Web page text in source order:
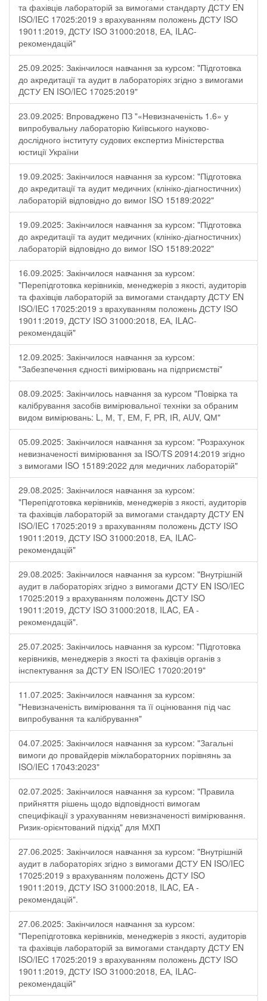
та фахівців лабораторій за вимогами стандарту ДСТУ EN
ISO/IEC 17025:2019 з врахуванням положень ДСТУ ISO
19011:2019, ДСТУ ISO 31000:2018, ЕА, ILAC-
рекомендацій"
25.09.2025: Закінчилося навчання за курсом: "Підготовка
до акредитації та аудит в лабораторіях згідно з вимогами
ДСТУ EN ISO/IEC 17025:2019"
23.09.2025: Впроваджено ПЗ "«Невизначеність 1.6» у
випробувальну лабораторію Київського науково-
дослідного інституту судових експертиз Міністерства
юстиції України
19.09.2025: Закінчилося навчання за курсом: "Підготовка
до акредитації та аудит медичних (клініко-діагностичних)
лабораторій відповідно до вимог ISO 15189:2022"
19.09.2025: Закінчилося навчання за курсом: "Підготовка
до акредитації та аудит медичних (клініко-діагностичних)
лабораторій відповідно до вимог ISO 15189:2022"
16.09.2025: Закінчилося навчання за курсом:
"Перепідготовка керівників, менеджерів з якості, аудиторів
та фахівців лабораторій за вимогами стандарту ДСТУ EN
ISO/IEC 17025:2019 з врахуванням положень ДСТУ ISO
19011:2019, ДСТУ ISO 31000:2018, ЕА, ILAC-
рекомендацій"
12.09.2025: Закінчилося навчання за курсом:
"Забезпечення єдності вимірювань на підприємстві"
08.09.2025: Закінчилось навчання за курсом "Повірка та
калібрування засобів вимірювальної техніки за обраним
видом вимірювань: L, М, Т, ЕМ, F, РR, ІR, АUV, QМ"
05.09.2025: Закінчилося навчання за курсом: "Розрахунок
невизначеності вимірювання за ISO/TS 20914:2019 згідно
з вимогами ISO 15189:2022 для медичних лабораторій"
29.08.2025: Закінчилося навчання за курсом:
"Перепідготовка керівників, менеджерів з якості, аудиторів
та фахівців лабораторій за вимогами стандарту ДСТУ EN
ISO/IEC 17025:2019 з врахуванням положень ДСТУ ISO
19011:2019, ДСТУ ISO 31000:2018, ЕА, ILAC-
рекомендацій"
29.08.2025: Закінчилося навчання за курсом: "Внутрішній
аудит в лабораторіях згідно з вимогами ДСТУ EN ISO/IEC
17025:2019 з врахуванням положень ДСТУ ISO
19011:2019, ДСТУ ISO 31000:2018, ILAC, EA -
рекомендацій".
25.07.2025: Закінчилось навчання за курсом: "Підготовка
керівників, менеджерів з якості та фахівців органів з
інспектування за ДСТУ EN ISO/IEC 17020:2019"
11.07.2025: Закінчилося навчання за курсом:
"Невизначеність вимірювання та її оцінювання під час
випробування та калібрування"
04.07.2025: Закінчилося навчання за курсом: "Загальні
вимоги до провайдерів міжлабораторних порівнянь за
ISO/IEC 17043:2023"
02.07.2025: Закінчилося навчання за курсом: "Правила
прийняття рішень щодо відповідності вимогам
специфікації з урахуванням невизначеності вимірювання.
Ризик-орієнтований підхід" для МХП
27.06.2025: Закінчилося навчання за курсом: "Внутрішній
аудит в лабораторіях згідно з вимогами ДСТУ EN ISO/IEC
17025:2019 з врахуванням положень ДСТУ ISO
19011:2019, ДСТУ ISO 31000:2018, ILAC, EA -
рекомендацій".
27.06.2025: Закінчилося навчання за курсом:
"Перепідготовка керівників, менеджерів з якості, аудиторів
та фахівців лабораторій за вимогами стандарту ДСТУ EN
ISO/IEC 17025:2019 з врахуванням положень ДСТУ ISO
19011:2019, ДСТУ ISO 31000:2018, ЕА, ILAC-
рекомендацій"